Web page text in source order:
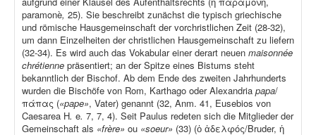
paramonè, 25). Sie beschreibt zunächst die typisch griechische
und römische Hausgemeinschaft der vorchristlichen Zeit (28-32),
um dann Einzelheiten der christlichen Hausgemeinschaft zu liefern
(32-34). Es wird auch das Vokabular einer derart neuen maisonnée
chrétienne präsentiert; an der Spitze eines Bistums steht
bekanntlich der Bischof. Ab dem Ende des zweiten Jahrhunderts
wurden die Bischöfe von Rom, Karthago oder Alexandria papa/
πάπας («pape», Vater) genannt (32, Anm. 41, Eusebios von
Caesarea H. e. 7, 7, 4). Seit Paulus redeten sich die Mitglieder der
Gemeinschaft als «frère» ou «soeur» (33) (ὁ ἀδελφός/Bruder, ἡ